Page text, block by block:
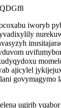
iworyb
ajicylel
govymagymo
ugirib